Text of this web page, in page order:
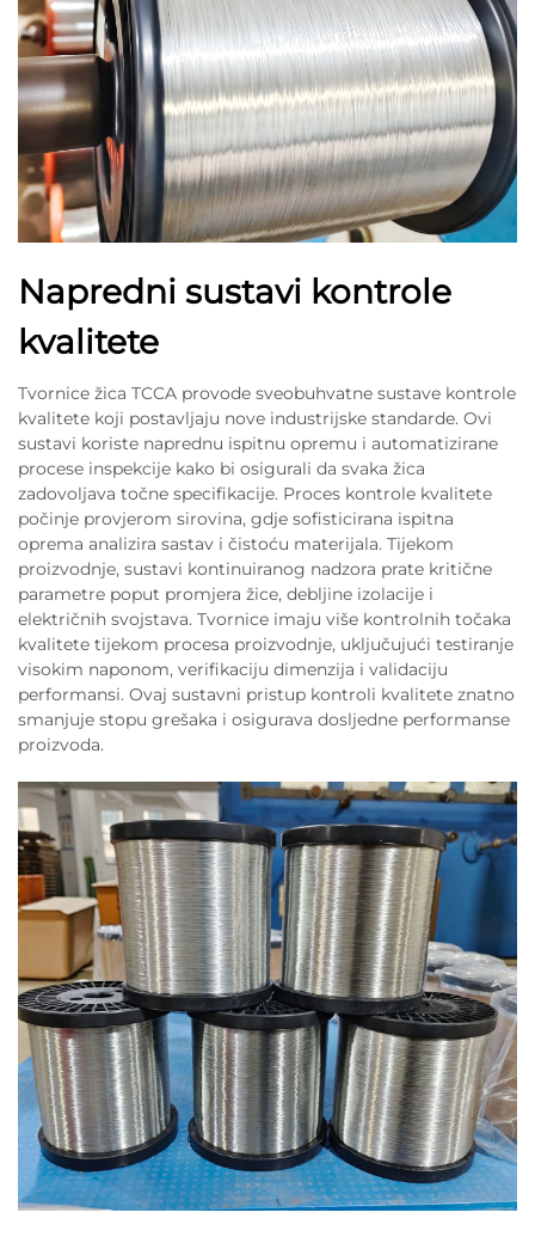
Napredni sustavi kontrole
kvalitete
Tvornice žica TCCA provode sveobuhvatne sustave kontrole
kvalitete koji postavljaju nove industrijske standarde. Ovi
sustavi koriste naprednu ispitnu opremu i automatizirane
procese inspekcije kako bi osigurali da svaka žica
zadovoljava točne specifikacije. Proces kontrole kvalitete
počinje provjerom sirovina, gdje sofisticirana ispitna
oprema analizira sastav i čistoću materijala. Tijekom
proizvodnje, sustavi kontinuiranog nadzora prate kritične
parametre poput promjera žice, debljine izolacije i
električnih svojstava. Tvornice imaju više kontrolnih točaka
kvalitete tijekom procesa proizvodnje, uključujući testiranje
visokim naponom, verifikaciju dimenzija i validaciju
performansi. Ovaj sustavni pristup kontroli kvalitete znatno
smanjuje stopu grešaka i osigurava dosljedne performanse
proizvoda.